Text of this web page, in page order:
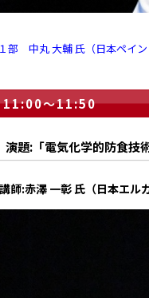
部 中丸 大輔 氏（日本ペイン
11:00～11:50
演題:「電気化学的防食技
講師:赤澤 一彰 氏（日本エル